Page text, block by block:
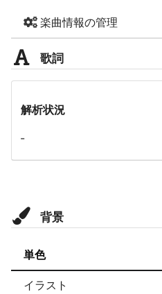
楽曲情報の管理
歌詞
解析状況
-
背景
単色
イラスト